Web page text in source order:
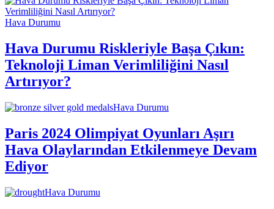
Hava Durumu
Hava Durumu Riskleriyle Başa Çıkın:
Teknoloji Liman Verimliliğini Nasıl
Artırıyor?
Hava Durumu
Paris 2024 Olimpiyat Oyunları Aşırı
Hava Olaylarından Etkilenmeye Devam
Ediyor
Hava Durumu